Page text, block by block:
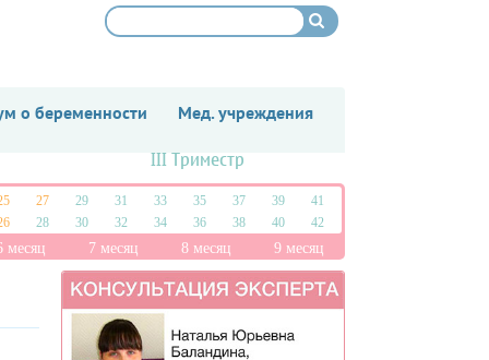
о беременности Мед. учреждения
III Триместр
27 29 31 33 35 37 39
41
28 30 32 34 36 38 40 42
месяц 7 месяц 8 месяц 9 месяц